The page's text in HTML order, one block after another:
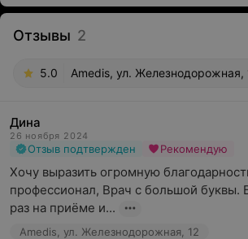
Отзывы 2
5.0 Amedis, ул. Железнодорожная,
Дина
26 ноября 2024
Отзыв подтвержден Рекомендую
Хочу выразить огромную
профессионал, Врач с большой буквы.
раз на приёме и...
Amedis, ул. Железнодорожная, 12